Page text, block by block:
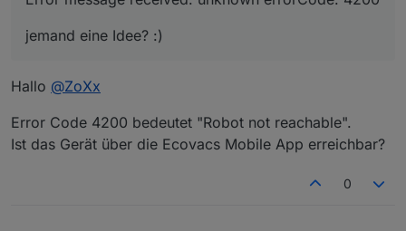
jemand eine Idee? :)
Hallo @ZoXx
Error Code 4200 bedeutet "Robot not reachable".
Ist das Gerät über die Ecovacs Mobile App erreichbar?
0